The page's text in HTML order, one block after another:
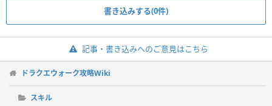
書き込みする(0件)
記事・書き込みへのご意見はこちら
ドラクエウォーク攻略Wiki
スキル